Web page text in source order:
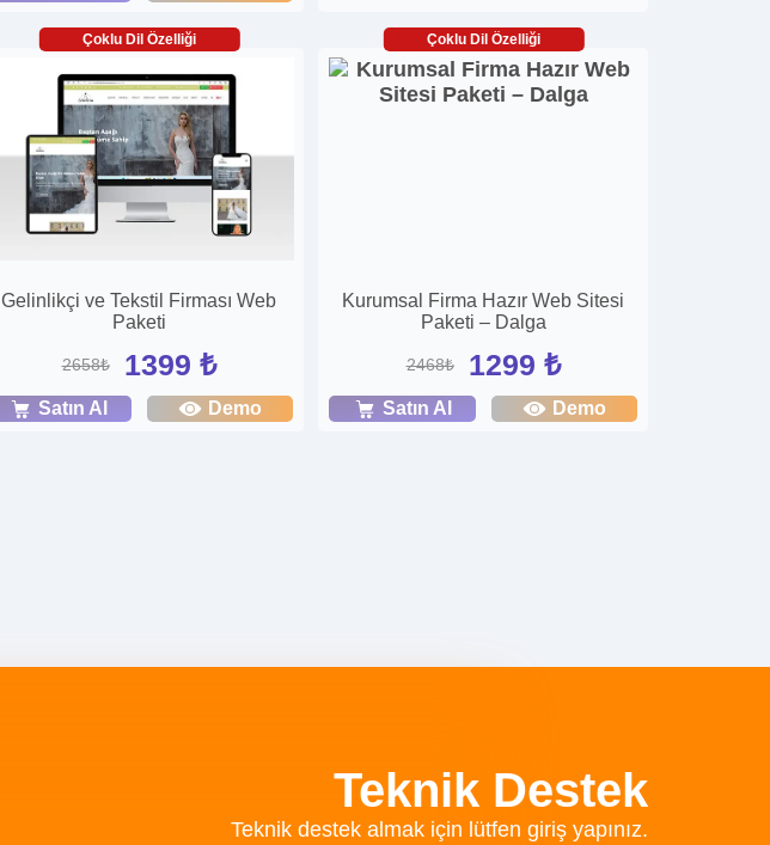
Çoklu Dil Özelliği
Gelinlikçi ve Tekstil Firması Web
Paketi
2658₺ 1399 ₺
Satın Al Demo
Çoklu Dil Özelliği
Kurumsal Firma Hazır Web Sitesi
Paketi – Dalga
2468₺ 1299 ₺
Satın Al Demo
Teknik Destek
Teknik destek almak için lütfen giriş yapınız.